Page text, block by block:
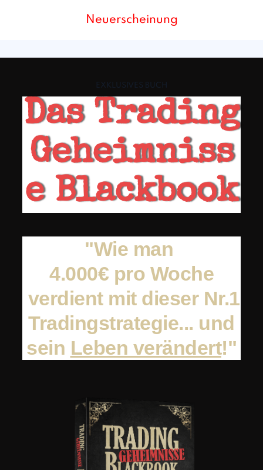
Neuerscheinung
EXKLUSIVES BUCH
Das Trading
Geheimniss
e Blackbook
"Wie man
4.000€ pro Woche
verdient mit dieser Nr.1
Tradingstrategie... und
sein Leben verändert!"